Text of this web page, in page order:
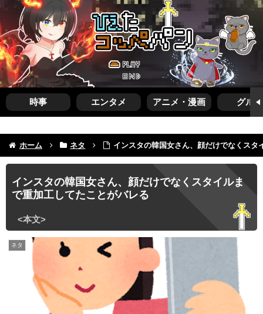
時事 エンタメ アニメ・漫画 グルメ
ホーム ネタ インスタの韓国女さん、顔だけでなくスタ
インスタの韓国女さん、顔だけでなくスタイルま
で重加工してたことがバレる
ネタ